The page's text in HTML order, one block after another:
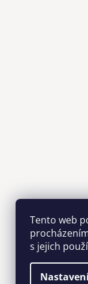
Tento web
s jejich